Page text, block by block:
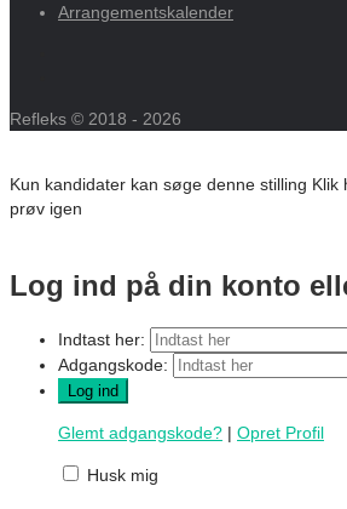
Arrangementskalender
Refleks © 2018 - 2026
Kun kandidater kan søge denne stilling Klik
prøv igen
Log ind på din konto
Indtast her:
Adgangskode:
Glemt adgangskode? | Opret Profil
Husk mig